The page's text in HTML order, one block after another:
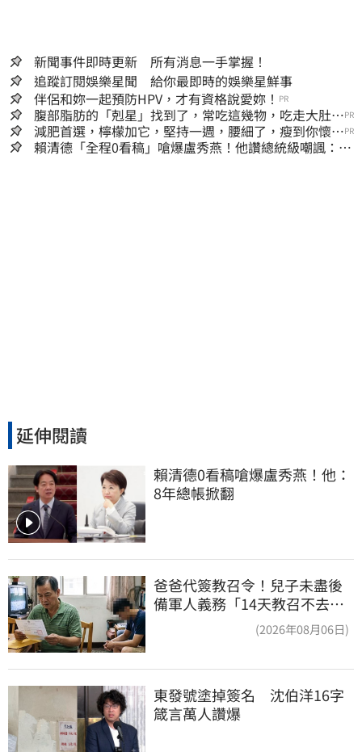
新聞事件即時更新 所有消息一手掌握！
追蹤訂閱娛樂星聞 給你最即時的娛樂星鮮事
伴侶和妳一起預防HPV，才有資格說愛妳！ PR
腹部脂肪的「剋星」找到了，常吃這幾物，吃走大肚
囊，瘦出小蠻腰
PR
減肥首選，檸檬加它，堅持一週，腰細了，瘦到你懷疑
人生
PR
賴清德「全程0看稿」嗆爆盧秀燕！他讚總統級嘲諷：把
延伸閱讀
賴清德0看稿嗆爆盧秀燕！他：
8年總帳掀翻
爸爸代簽教召令！兒子未盡後
備軍人義務「14天教召不去」
(2026年08月06日)
東發號塗掉簽名　沈伯洋16字
箴言萬人讚爆